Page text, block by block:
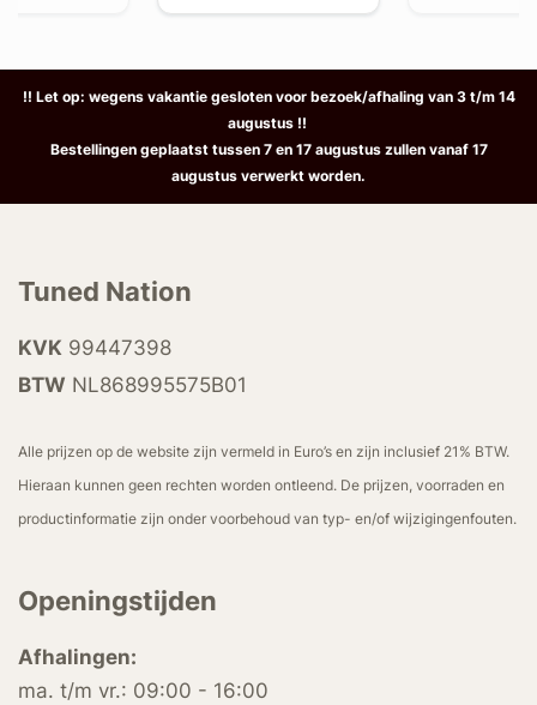
!! Let op: wegens vakantie gesloten voor bezoek/afhaling van 3 t/m 14
augustus !!
Bestellingen geplaatst tussen 7 en 17 augustus zullen vanaf 17
augustus verwerkt worden.
Tuned Nation
KVK 99447398
BTW NL868995575B01
Alle prijzen op de website zijn vermeld in Euro’s en zijn inclusief 21% BTW.
Hieraan kunnen geen rechten worden ontleend. De prijzen, voorraden en
productinformatie zijn onder voorbehoud van typ- en/of wijzigingenfouten.
Openingstijden
Afhalingen:
ma. t/m vr.: 09:00 - 16:00